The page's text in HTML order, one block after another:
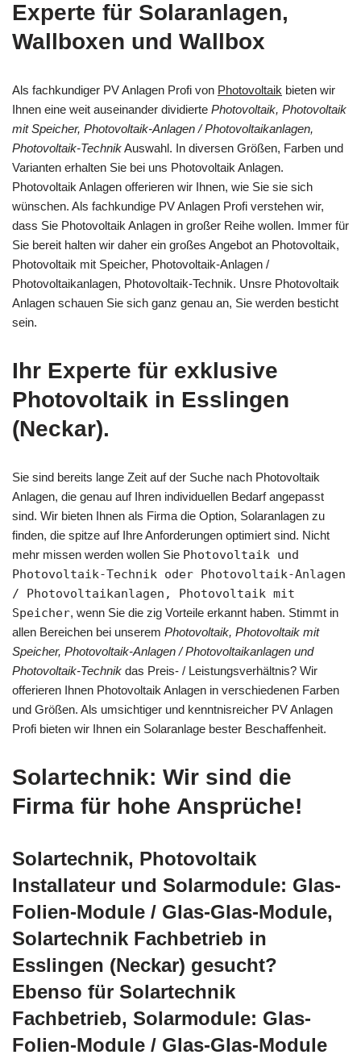
Experte für Solaranlagen,
Wallboxen und Wallbox
Als fachkundiger PV Anlagen Profi von Photovoltaik bieten wir
Ihnen eine weit auseinander dividierte Photovoltaik, Photovoltaik
mit Speicher, Photovoltaik-Anlagen / Photovoltaikanlagen,
Photovoltaik-TechnikAuswahl. In diversen Größen, Farben und
Varianten erhalten Sie bei uns Photovoltaik Anlagen.
Photovoltaik Anlagen offerieren wir Ihnen, wie Sie sie sich
wünschen. Als fachkundige PV Anlagen Profi verstehen wir,
dass Sie Photovoltaik Anlagen in großer Reihe wollen. Immer für
Sie bereit halten wir daher ein großes Angebot an Photovoltaik,
Photovoltaik mit Speicher, Photovoltaik-Anlagen /
Photovoltaikanlagen, Photovoltaik-Technik. Unsre Photovoltaik
Anlagen schauen Sie sich ganz genau an, Sie werden besticht
sein.
Ihr Experte für exklusive
Photovoltaik in Esslingen
(Neckar).
Sie sind bereits lange Zeit auf der Suche nach Photovoltaik
Anlagen, die genau auf Ihren individuellen Bedarf angepasst
sind. Wir bieten Ihnen als Firma die Option, Solaranlagen zu
finden, die spitze auf Ihre Anforderungen optimiert sind. Nicht
mehr missen werden wollen Sie Photovoltaik und
Photovoltaik-Technik oder Photovoltaik-Anlagen
/ Photovoltaikanlagen, Photovoltaik mit
Speicher, wenn Sie die zig Vorteile erkannt haben. Stimmt in
allen Bereichen bei unserem Photovoltaik, Photovoltaik mit
Speicher, Photovoltaik-Anlagen / Photovoltaikanlagen und
Photovoltaik-Technik das Preis- / Leistungsverhältnis? Wir
offerieren Ihnen Photovoltaik Anlagen in verschiedenen Farben
und Größen. Als umsichtiger und kenntnisreicher PV Anlagen
Profi bieten wir Ihnen ein Solaranlage bester Beschaffenheit.
Solartechnik: Wir sind die
Firma für hohe Ansprüche!
Solartechnik, Photovoltaik
Installateur und Solarmodule: Glas-
Folien-Module / Glas-Glas-Module,
Solartechnik Fachbetrieb in
Esslingen (Neckar) gesucht?
Ebenso für Solartechnik
Fachbetrieb, Solarmodule: Glas-
Folien-Module / Glas-Glas-Module